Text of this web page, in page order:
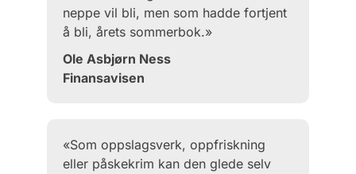
neppe vil bli, men som hadde fortjent
å bli, årets sommerbok.»
Ole Asbjørn Ness
Finansavisen
«Som oppslagsverk, oppfriskning
eller påskekrim kan den glede selv